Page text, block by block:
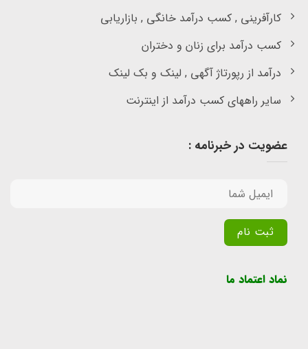
کارآفرینی , کسب درآمد خانگی , بازاریابی
کسب درآمد برای زنان و دختران
درآمد از رپورتاژ آگهی , لینک و بک لینک
سایر راههای کسب درآمد از اینترنت
عضویت در خبرنامه :
نماد اعتماد ما